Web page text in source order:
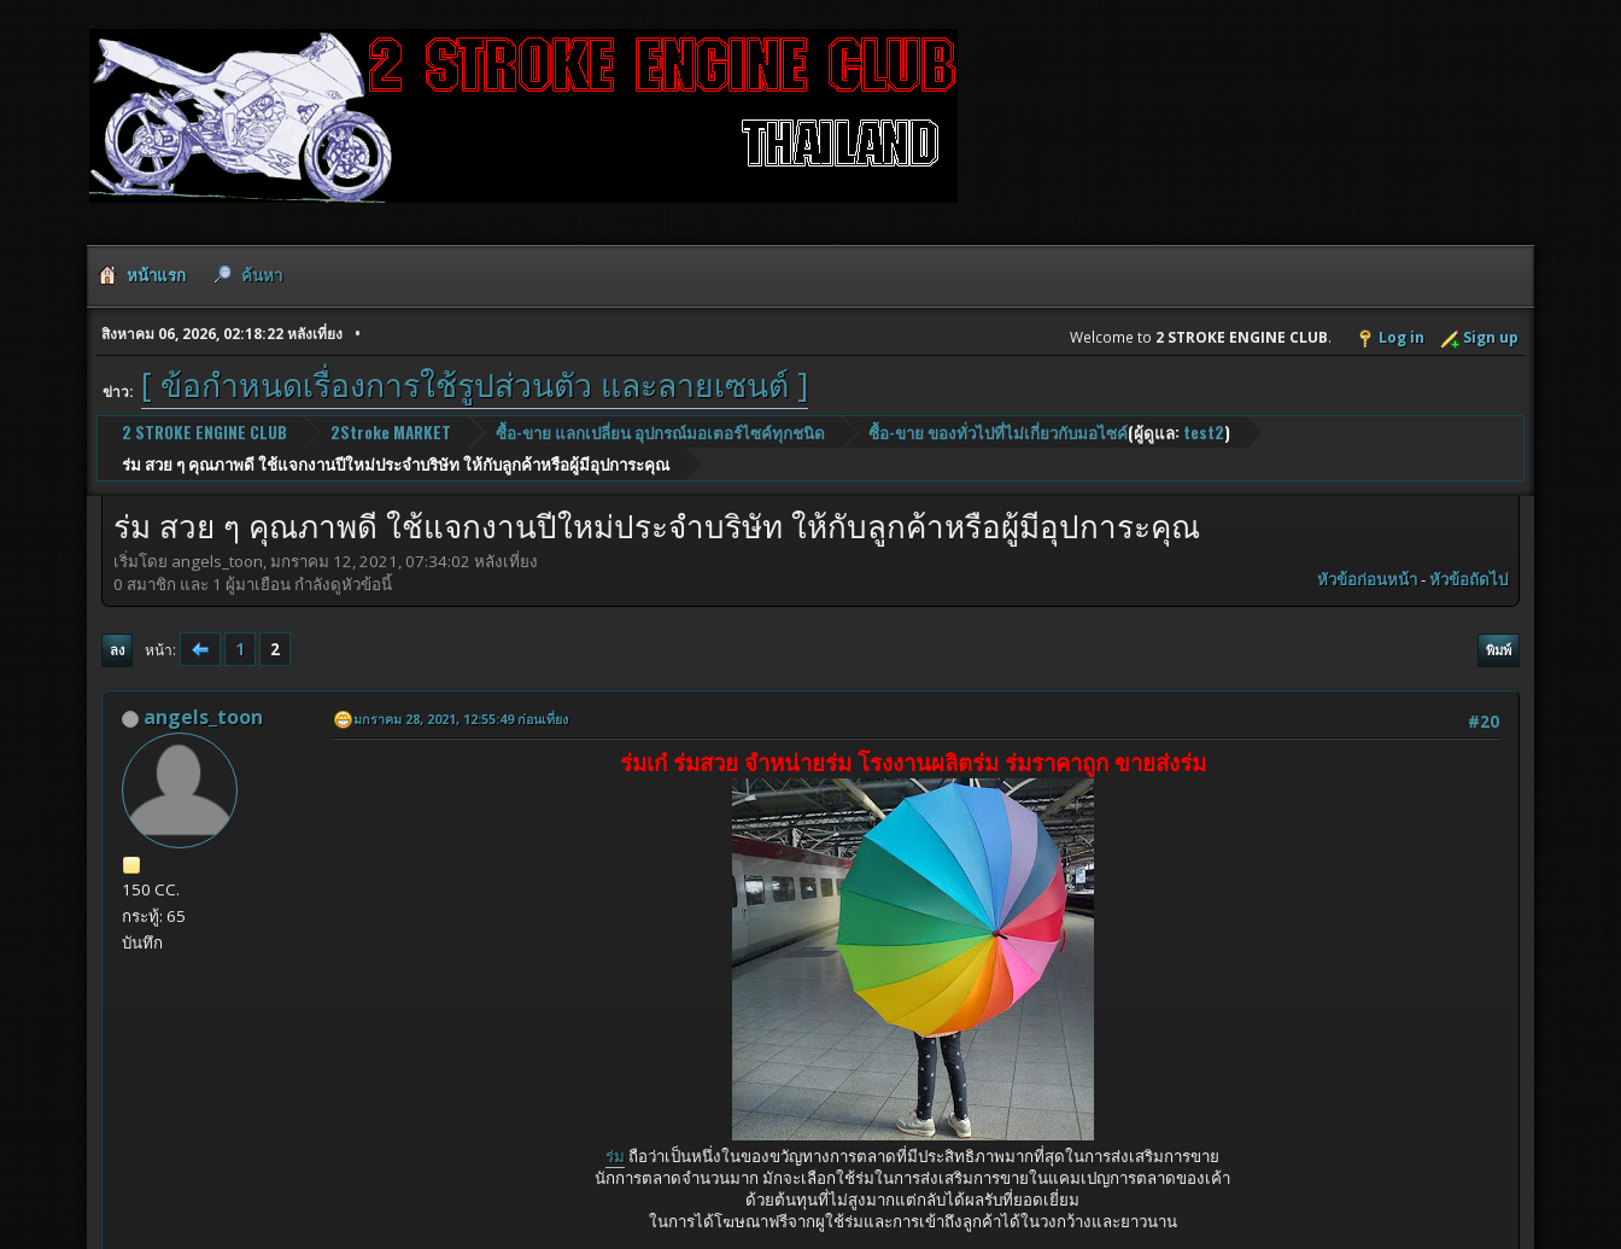
หน้าแรก ค้นหา
สิงหาคม 06, 2026, 02:18:22 หลังเที่ยง Welcome to 2 STROKE ENGINE CLUB. Log in Sign up
ข่าว: [ ข้อกำหนดเรื่องการใช้รูปส่วนตัว และลายเซนต์ ]
2 STROKE ENGINE CLUB 2Stroke MARKET ซื้อ-ขาย แลกเปลี่ยน อุปกรณ์มอเตอร์ไซค์ทุกชนิด ซื้อ-ขาย ของทั่วไปที่ไม่เกี่ยวกับมอไซค์(ผู้ดูแล: test2)
ร่ม สวย ๆ คุณภาพดี ใช้แจกงานปีใหม่ประจำบริษัท ให้กับลูกค้าหรือผู้มีอุปการะคุณ
ร่ม สวย ๆ คุณภาพดี ใช้แจกงานปีใหม่ประจำบริษัท ให้กับลูกค้าหรือผู้มีอุปการะคุณ
เริ่มโดย angels_toon, มกราคม 12, 2021, 07:34:02 หลังเที่ยง
หัวข้อก่อนหน้า-หัวข้อถัดไป
0 สมาชิก และ 1 ผู้มาเยือน กำลังดูหัวข้อนี้
พิมพ์
ลง หน้า 1 2
angels_toon
150 CC.
กระทู้: 65
บันทึก
#20
มกราคม 28, 2021, 12:55:49 ก่อนเที่ยง
ร่มเก๋ ร่มสวย จำหน่ายร่ม โรงงานผลิตร่ม ร่มราคาถูก ขายส่งร่ม
ร่ม ถือว่าเป็นหนึ่งในของขวัญทางการตลาดที่มีประสิทธิภาพมากที่สุดในการส่งเสริมการขาย
นักการตลาดจำนวนมาก มักจะเลือกใช้ร่มในการส่งเสริมการขายในแคมเปญการตลาดของเค้า
ด้วยต้นทุนที่ไม่สูงมากแต่กลับได้ผลรับที่ยอดเยี่ยม
ในการได้โฆษณาฟรีจากผูใช้ร่มและการเข้าถึงลูกค้าได้ในวงกว้างและยาวนาน